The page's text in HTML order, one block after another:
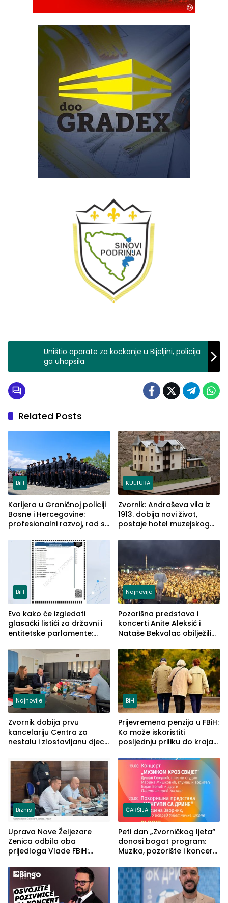
Uništio aparate za kockanje u Bijeljini, policija
ga uhapsila
Related Posts
BiH
Karijera u Graničnoj policiji
Bosne i Hercegovine:
profesionalni razvoj, rad sa
služba građanima
KULTURA
Zvornik: Andraševa vila iz
1913. dobija novi život,
postaje hotel muzejskog
BiH
Evo kako će izgledati
glasački listići za državni i
entitetske parlamente:
vidljive na njima
Najnovije
Pozorišna predstava i
koncerti Anite Aleksić i
Nataše Bekvalac obilježili
ljeta (FOTO)
Najnovije
Zvornik dobija prvu
kancelariju Centra za
nestalu i zlostavljanu djecu
BiH
Prijevremena penzija u FBiH:
Ko može iskoristiti
posljednju priliku do kraja
Biznis
Uprava Nove Željezare
Zenica odbila oba
prijedloga Vlade FBiH:
rješenje
ČARŠIJA
Peti dan „Zvorničkog ljeta“
donosi bogat program:
Muzika, pozorište i koncert